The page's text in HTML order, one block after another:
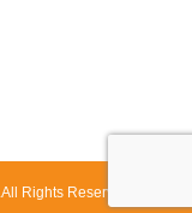
.All Rights Reserved.